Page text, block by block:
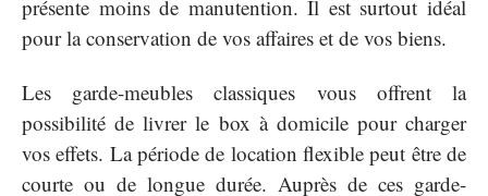
présente moins de manutention. Il est surtout idéal
pour la conservation de vos affaires et de vos biens.
Les garde-meubles classiques vous offrent la
possibilité de livrer le box à domicile pour charger
vos effets. La période de location flexible peut être de
courte ou de longue durée. Auprès de ces garde-